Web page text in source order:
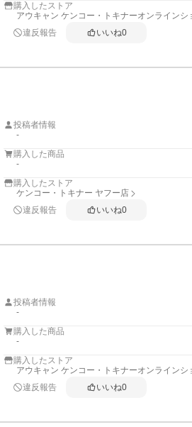
購入したストア
アウキャン ケンコー・トキナーオンラインシ
違反報告
いいね0
投稿者情報
-
購入した商品
-
購入したストア
ケンコー・トキナー ヤフー店
違反報告
いいね0
投稿者情報
-
購入した商品
-
購入したストア
アウキャン ケンコー・トキナーオンラインシ
違反報告
いいね0